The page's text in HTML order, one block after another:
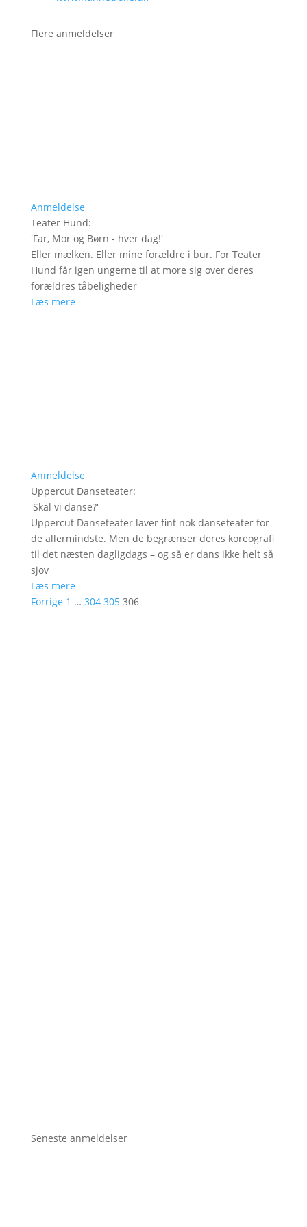
Flere anmeldelser
Anmeldelse
Teater Hund:
'Far, Mor og Børn - hver dag!'
Eller mælken. Eller mine forældre i bur. For Teater
Hund får igen ungerne til at more sig over deres
forældres tåbeligheder
Læs mere
Anmeldelse
Uppercut Danseteater:
'Skal vi danse?'
Uppercut Danseteater laver fint nok danseteater for
de allermindste. Men de begrænser deres koreografi
til det næsten dagligdags – og så er dans ikke helt så
sjov
Læs mere
Forrige 1 … 304 305 306
Seneste anmeldelser